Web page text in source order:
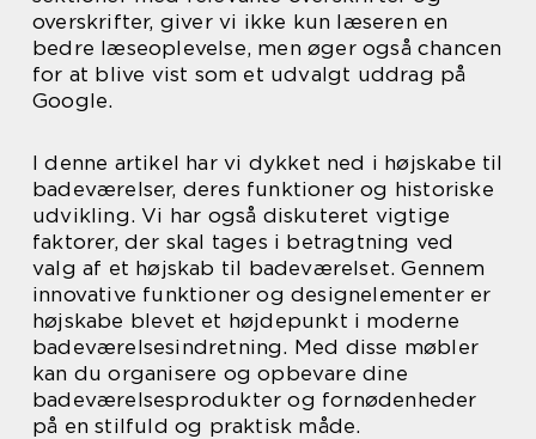
overskrifter, giver vi ikke kun læseren en
bedre læseoplevelse, men øger også chancen
for at blive vist som et udvalgt uddrag på
Google.
I denne artikel har vi dykket ned i højskabe til
badeværelser, deres funktioner og historiske
udvikling. Vi har også diskuteret vigtige
faktorer, der skal tages i betragtning ved
valg af et højskab til badeværelset. Gennem
innovative funktioner og designelementer er
højskabe blevet et højdepunkt i moderne
badeværelsesindretning. Med disse møbler
kan du organisere og opbevare dine
badeværelsesprodukter og fornødenheder
på en stilfuld og praktisk måde.